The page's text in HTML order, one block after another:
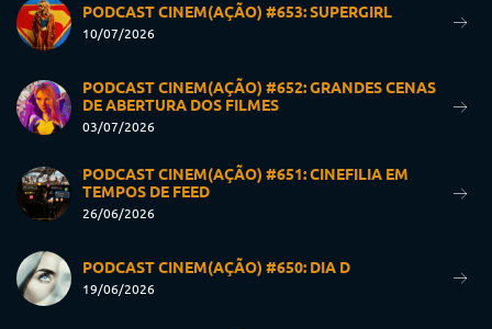
PODCAST CINEM(AÇÃO) #653: SUPERGIRL
10/07/2026
PODCAST CINEM(AÇÃO) #652: GRANDES CENAS
DE ABERTURA DOS FILMES
03/07/2026
PODCAST CINEM(AÇÃO) #651: CINEFILIA EM
TEMPOS DE FEED
26/06/2026
PODCAST CINEM(AÇÃO) #650: DIA D
19/06/2026